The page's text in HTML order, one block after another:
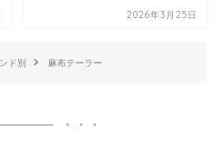
2026年3月25日
ド別 麻布テーラー